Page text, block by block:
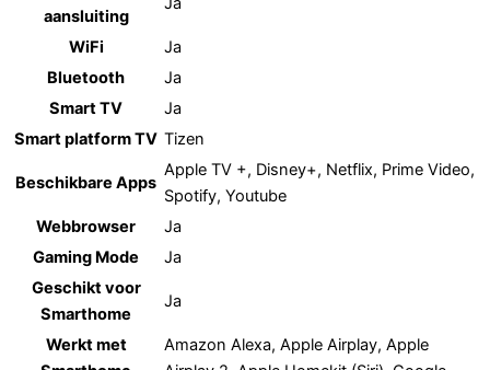
aansluiting
WiFi
Ja
Bluetooth
Ja
Smart TV
Ja
Smart platform TV Tizen
Beschikbare Apps
Apple TV +, Disney+, Netflix, Prime Video,
Spotify, Youtube
Webbrowser
Ja
Gaming Mode
Ja
Geschikt voor
Smarthome
Ja
Werkt met
Amazon Alexa, Apple Airplay, Apple